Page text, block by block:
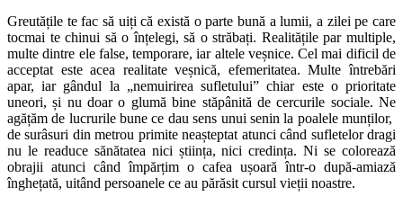
Greutățile te fac să uiți că există o parte bună a lumii, a zilei pe care
tocmai te chinui să o înțelegi, să o străbați. Realitățile par multiple,
multe dintre ele false, temporare, iar altele veșnice. Cel mai dificil de
acceptat este acea realitate veșnică, efemeritatea. Multe întrebări
apar, iar gândul la „nemuirirea sufletului” chiar este o prioritate
uneori, și nu doar o glumă bine stăpânită de cercurile sociale. Ne
agățăm de lucrurile bune ce dau sens unui senin la poalele munților,
de surâsuri din metrou primite neașteptat atunci când sufletelor dragi
nu le readuce sănătatea nici știința, nici credința. Ni se colorează
obrajii atunci când împărțim o cafea ușoară într-o după-amiază
înghețată, uitând persoanele ce au părăsit cursul vieții noastre.